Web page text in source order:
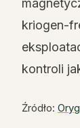
kriogen-
kontroli
Źródło: